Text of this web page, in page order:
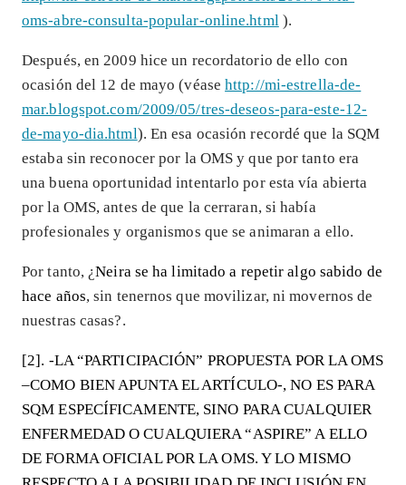
oms-abre-consulta-popular-online.html).
Después, en 2009 hice un recordatorio de ello con
ocasión del 12 de mayo (véasehttp://mi-estrella-de-
mar.blogspot.com/2009/05/tres-deseos-para-este-12-
de-mayo-dia.html). En esa ocasión recordé que la SQM
estaba sin reconocer por la OMS y que por tanto era
una buena oportunidad intentarlo por esta vía abierta
por la OMS, antes de que la cerraran, si había
profesionales y organismos que se animaran a ello.
Por tanto, ¿Neira se ha limitado a repetir algo sabido de
hace años, sin tenernos que movilizar, ni movernos de
nuestras casas?.
[2]. -LA “PARTICIPACIÓN” PROPUESTA POR LA OMS
–COMO BIEN APUNTA EL ARTÍCULO-, NO ES PARA
SQM ESPECÍFICAMENTE, SINO PARA CUALQUIER
ENFERMEDAD O CUALQUIERA “ASPIRE” A ELLO
DE FORMA OFICIAL POR LA OMS. Y LO MISMO